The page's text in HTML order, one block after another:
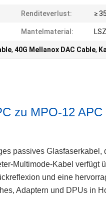
Renditeverlust: ≥
Mantelmaterial:
, 40G Mellanox DAC Cable,
zu MPO-12 APC
passives Glasfaserkabel,
Multimode-Kabel verfügt
und eine
Adaptern und DPUs in